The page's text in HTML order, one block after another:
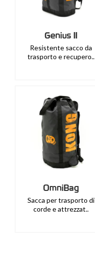
Genius II
Resistente sacco da
trasporto e recupero..
OmniBag
Sacca per trasporto di
corde e attrezzat..